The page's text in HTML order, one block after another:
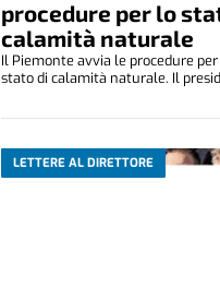
procedure per lo
calamità naturale
Il Piemonte avvia le procedure
stato di calamità naturale. Il
LETTERE AL DIRETTORE